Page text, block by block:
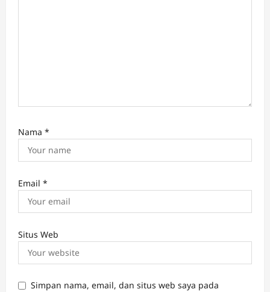
Nama *
Email *
Situs Web
Simpan nama, email, dan situs web saya pada